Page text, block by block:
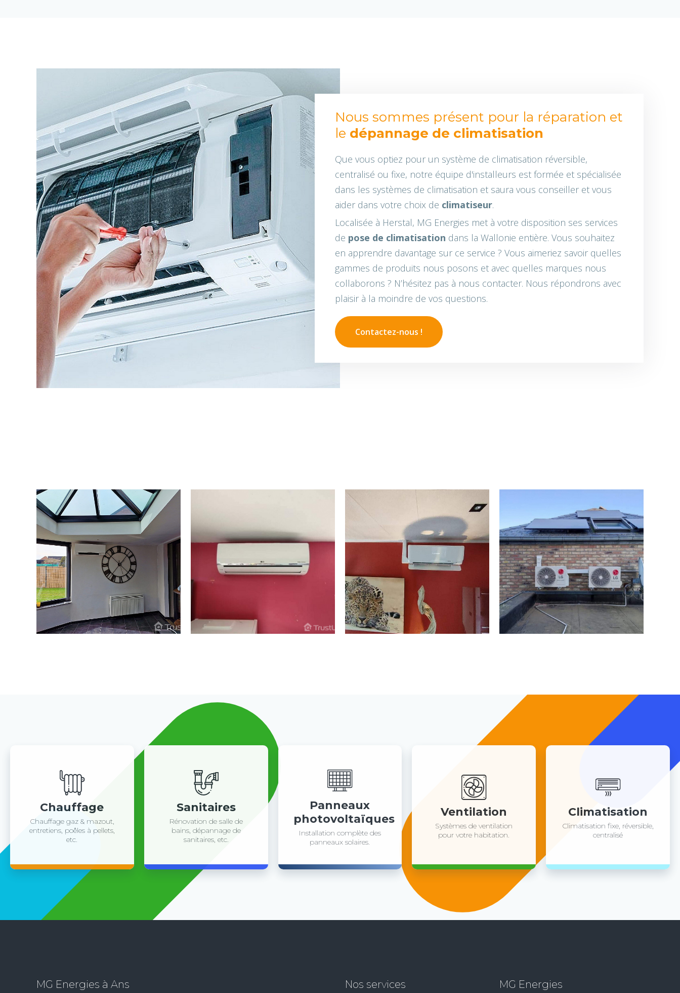
Nous sommes présent pour la réparation et
le dépannage de climatisation
Que vous optiez pour un système de climatisation réversible,
centralisé ou fixe, notre équipe d'installeurs est formée et spécialisée
dans les systèmes de climatisation et saura vous conseiller et vous
aider dans votre choix de climatiseur.
Localisée à Herstal, MG Energies met à votre disposition ses services
de pose de climatisation dans la Wallonie entière. Vous souhaitez
en apprendre davantage sur ce service ? Vous aimeriez savoir quelles
gammes de produits nous posons et avec quelles marques nous
collaborons ? N’hésitez pas à nous contacter. Nous répondrons avec
plaisir à la moindre de vos questions.
Contactez-nous !
Chauffage
Chauffage gaz & mazout,
entretiens, poêles à pellets,
etc.
Sanitaires
Rénovation de salle de
bains, dépannage de
sanitaires, etc.
Panneaux
photovoltaïques
Installation complète des
panneaux solaires.
Ventilation
Systèmes de ventilation
pour votre habitation.
Climatisation
Climatisation fixe, réversible,
centralisé
MG Energies à Ans Nos services MG Energies